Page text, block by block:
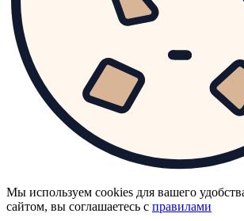
Мы используем cookies для вашего
сайтом, вы соглашаетесь с правилами